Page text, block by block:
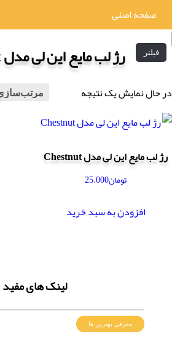
صفحه اصلی
فیلتر رژ لب مایع این لی مدل Chestnut
در حال نمایش یک نتیجه
رژ لب مایع این لی مدل Chestnut
تومان25.000
افزودن به سبد خرید
لینک های مفید
معرفی بهترین ها